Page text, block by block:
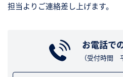
担当よりご連絡差し上げます。
お電話で
（受付時間